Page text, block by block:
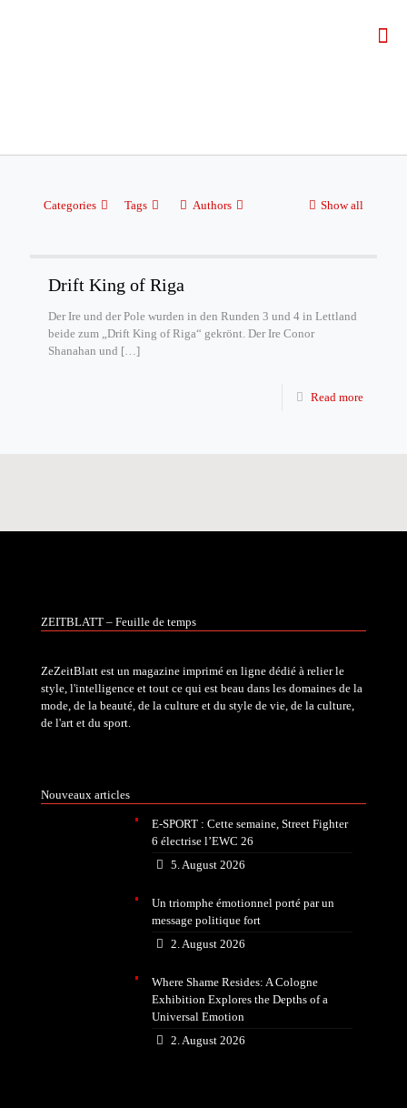
Categories Tags Authors Show all
Drift King of Riga
Der Ire und der Pole wurden in den Runden 3 und 4 in Lettland
beide zum „Drift King of Riga“ gekrönt. Der Ire Conor
Shanahan und […]
Read more
ZEITBLATT – Feuille de temps
ZeZeitBlatt est un magazine imprimé en ligne dédié à relier le
style, l'intelligence et tout ce qui est beau dans les domaines de la
mode, de la beauté, de la culture et du style de vie, de la culture,
de l'art et du sport.
Nouveaux articles
E-SPORT : Cette semaine, Street Fighter
6 électrise l’EWC 26
5. August 2026
Un triomphe émotionnel porté par un
message politique fort
2. August 2026
Where Shame Resides: A Cologne
Exhibition Explores the Depths of a
Universal Emotion
2. August 2026